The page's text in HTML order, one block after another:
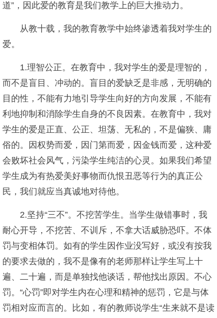
道”，因此爱的教育是我们教学上的巨大推动力。
从教十载，我的教育教学中始终渗透着我对学生的
爱。
1.理智公正。在教育中，我对学生的爱是理智的，
而不是盲目、冲动的。盲目的爱缺乏是非感，无明确的
目的性，不能有力地引导学生向好的方向发展，不能有
利地抑制和消除学生自身的不良因素。在教育中，我对
学生的爱是正直、公正、坦荡、无私的，不是偏狭、庸
俗的。因权势而爱，因门第而爱，因金钱而爱，这种爱
会败坏社会风气，污染学生纯洁的心灵。如果我们希望
学生成为有热爱美好事物而仇恨丑恶等行为的真正公
民，我们就应当真诚地对待他。
2.坚持“三不”。不挖苦学生。当学生做错事时，我
耐心开导，不挖苦、不训斥，不拿大话威胁恐吓。不体
罚与变相体罚。如有的学生因作业没写好，或没有按我
的要求去做的，我不是像有的老师那样让学生写上十
遍、二十遍，而是单独找他谈话，帮他找出原因。不心
罚。“心罚”即对学生内在心理和精神的惩罚，它是与体
罚相对应而言的。比如，有的教师说学生“生来就不是读